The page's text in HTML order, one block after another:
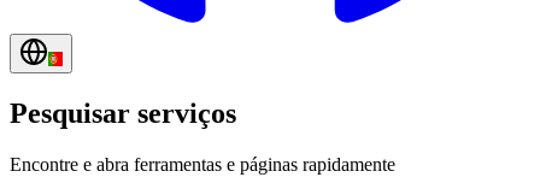
Pesquisar serviços
Encontre e abra ferramentas e páginas rapidamente